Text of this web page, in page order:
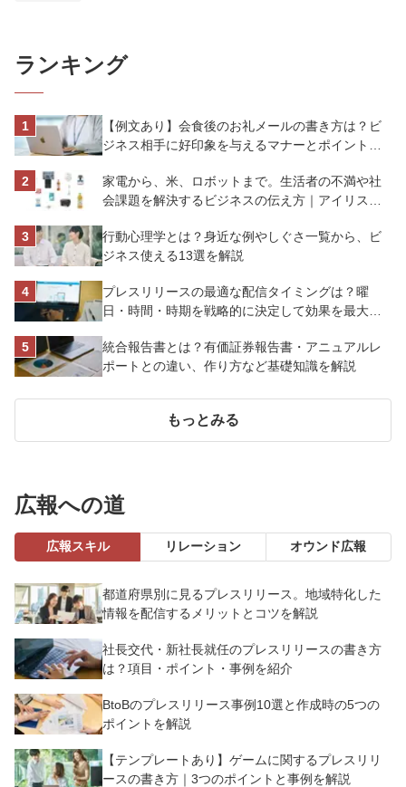
ランキング
【例文あり】会食後のお礼メールの書き方は？ビ
ジネス相手に好印象を与えるマナーとポイントを
家電から、米、ロボットまで。生活者の不満や社
会課題を解決するビジネスの伝え方｜アイリスオ
行動心理学とは？身近な例やしぐさ一覧から、ビ
ジネス使える13選を解説
プレスリリースの最適な配信タイミングは？曜
日・時間・時期を戦略的に決定して効果を最大化
統合報告書とは？有価証券報告書・アニュアルレ
ポートとの違い、作り方など基礎知識を解説
もっとみる
広報への道
広報スキル リレーション オウンド広報
都道府県別に見るプレスリリース。地域特化した
情報を配信するメリットとコツを解説
社長交代・新社長就任のプレスリリースの書き方
は？項目・ポイント・事例を紹介
BtoBのプレスリリース事例10選と作成時の5つの
ポイントを解説
【テンプレートあり】ゲームに関するプレスリリ
ースの書き方｜3つのポイントと事例を解説